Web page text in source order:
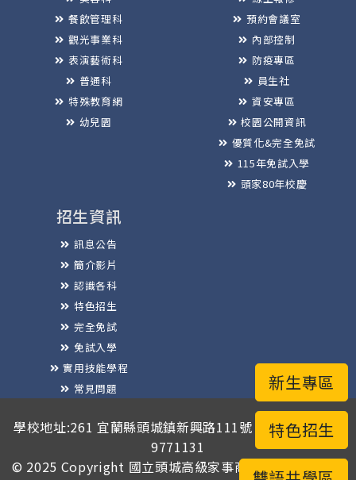
特色招生
新生專區
餐飲管理科
觀光事業科
表演藝術科
普通科
特殊教育網
幼兒園
預約會議室
內部控制
防疫專區
員生社
資安專區
校園公開資訊
優質化&完全免試
115年免試入學
頭家80年校慶
招生資訊
訊息公告
簡介影片
認識各科
特色招生
完全免試
免試入學
實用技能學程
常見問題
學校地址:261 宜蘭縣頭城鎮新興路111號 / 電話總機:03-
9771131
© 2025 Copyright 國立頭城高級家事商業職業學校版權